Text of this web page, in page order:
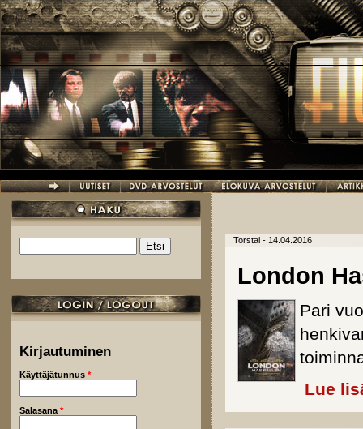
Hyppää pääsisältöön
Hakulomake
Kirjautuminen
Käyttäjätunnus *
Salasana *
Torstai - 14.04.2016
London
Pari
Lue